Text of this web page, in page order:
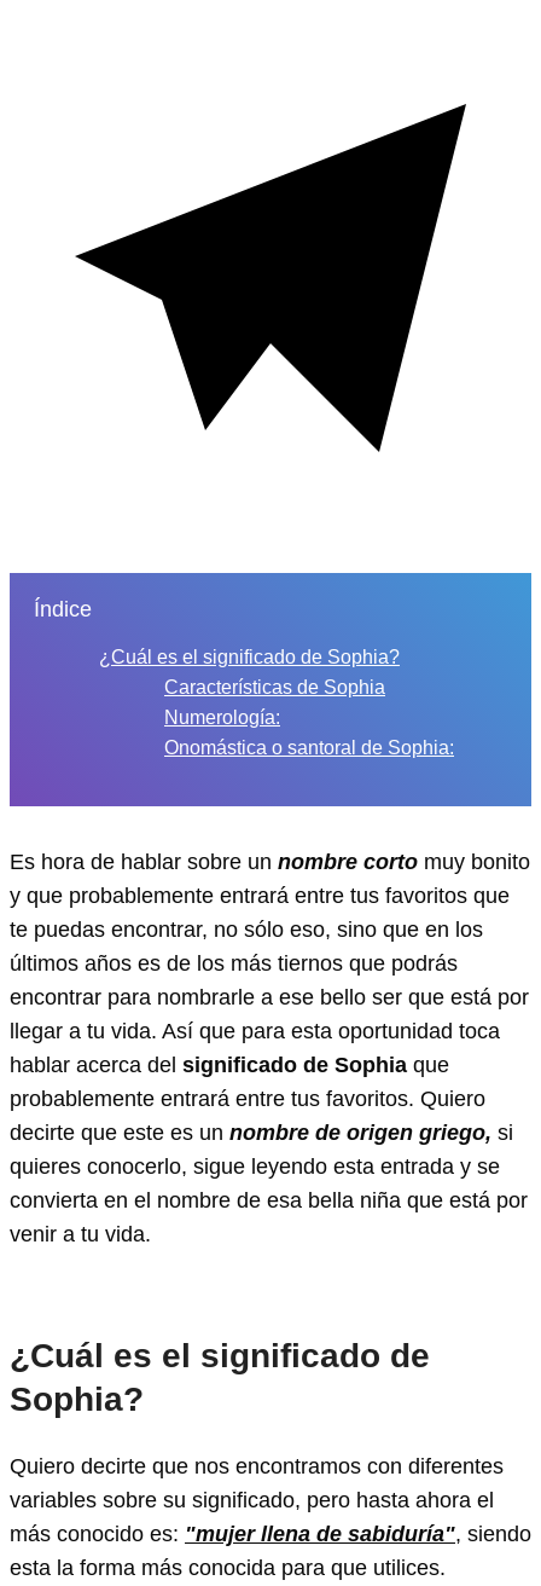
Índice
¿Cuál es el significado de Sophia?
Características de Sophia
Numerología:
Onomástica o santoral de Sophia:
Es hora de hablar sobre un nombre corto muy bonito
y que probablemente entrará entre tus favoritos que
te puedas encontrar, no sólo eso, sino que en los
últimos años es de los más tiernos que podrás
encontrar para nombrarle a ese bello ser que está por
llegar a tu vida. Así que para esta oportunidad toca
hablar acerca del significado de Sophia que
probablemente entrará entre tus favoritos. Quiero
decirte que este es un nombre de origen griego, si
quieres conocerlo, sigue leyendo esta entrada y se
convierta en el nombre de esa bella niña que está por
venir a tu vida.
¿Cuál es el significado de
Sophia?
Quiero decirte que nos encontramos con diferentes
variables sobre su significado, pero hasta ahora el
más conocido es: "mujer llena de sabiduría", siendo
esta la forma más conocida para que utilices.